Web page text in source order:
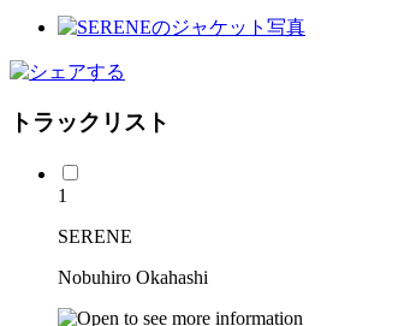
トラックリスト
1
SERENE
Nobuhiro Okahashi